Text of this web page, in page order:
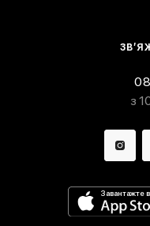
з
Завантажте в